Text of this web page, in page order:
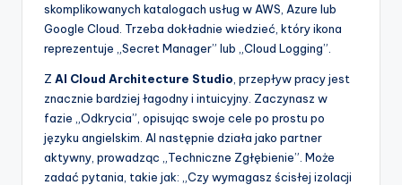
skomplikowanych katalogach usług w AWS, Azure lub
Google Cloud. Trzeba dokładnie wiedzieć, który ikona
reprezentuje „Secret Manager” lub „Cloud Logging”.
Z AI Cloud Architecture Studio , przepływ pracy jest
znacznie bardziej łagodny i intuicyjny. Zaczynasz w
fazie „Odkrycia”, opisując swoje cele po prostu po
języku angielskim. AI następnie działa jako partner
aktywny, prowadząc „Techniczne Zgłębienie”. Może
zadać pytania, takie jak: „Czy wymagasz ścisłej izolacji